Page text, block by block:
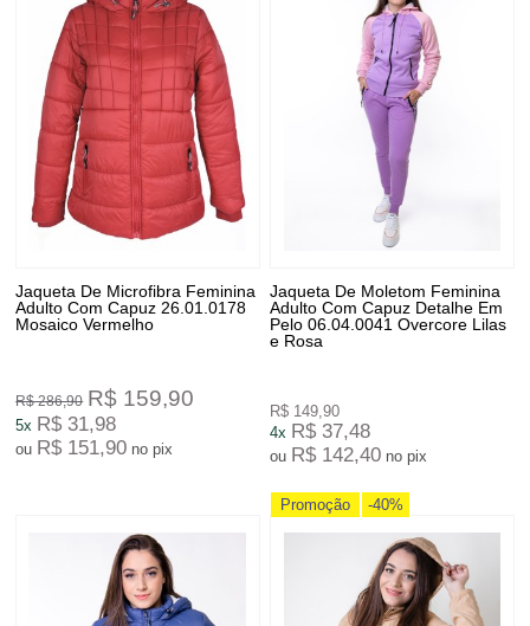
Jaqueta De Microfibra Feminina
Adulto Com Capuz 26.01.0178
Mosaico Vermelho
R$ 286,90 R$ 159,90
5x R$ 31,98
ou R$ 151,90 no pix
Jaqueta De Moletom Feminina
Adulto Com Capuz Detalhe Em
Pelo 06.04.0041 Overcore Lilas
e Rosa
R$ 149,90
4x R$ 37,48
ou R$ 142,40 no pix
Promoção -40%